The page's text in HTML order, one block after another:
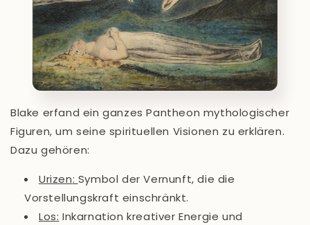
Blake erfand ein ganzes Pantheon mythologischer
Figuren, um seine spirituellen Visionen zu erklären.
Dazu gehören:
Urizen: Symbol der Vernunft, die die
Vorstellungskraft einschränkt.
Los: Inkarnation kreativer Energie und